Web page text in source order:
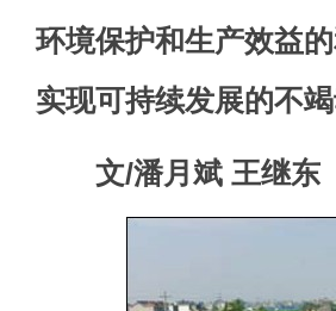
环境保护和生产效益
实现可持续发展的不竭
文/潘月斌 王继东